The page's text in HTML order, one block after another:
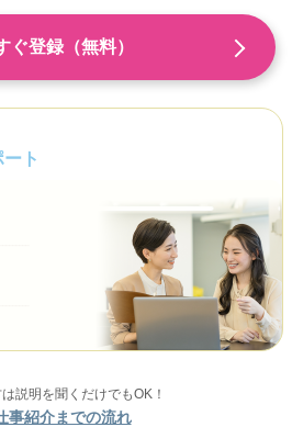
ぐ登録（無料）
ト
説明を聞くだけでもOK！
事紹介までの流れ